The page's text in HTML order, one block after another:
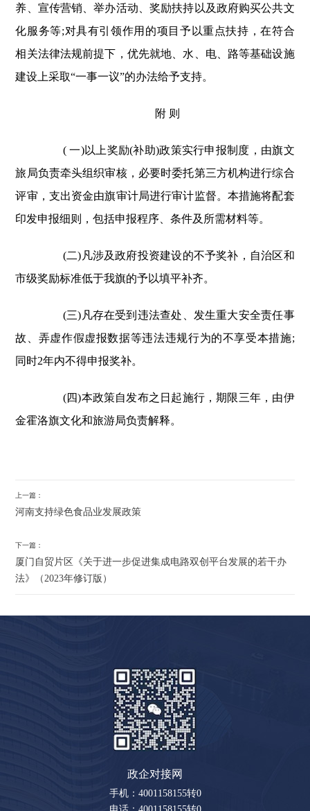
养、宣传营销、举办活动、奖励扶持以及政府购买公共文
化服务等;对具有引领作用的项目予以重点扶持，在符合
相关法律法规前提下，优先就地、水、电、路等基础设施
建设上采取“一事一议”的办法给予支持。
附 则
( 一)以上奖励(补助)政策实行申报制度，由旗文
旅局负责牵头组织审核，必要时委托第三方机构进行综合
评审，支出资金由旗审计局进行审计监督。本措施将配套
印发申报细则，包括申报程序、条件及所需材料等。
(二)凡涉及政府投资建设的不予奖补，自治区和
市级奖励标准低于我旗的予以填平补齐。
(三)凡存在受到违法查处、发生重大安全责任事
故、弄虚作假虚报数据等违法违规行为的不享受本措施;
同时2年内不得申报奖补。
(四)本政策自发布之日起施行，期限三年，由伊
金霍洛旗文化和旅游局负责解释。
上一篇：
河南支持绿色食品业发展政策
下一篇：
厦门自贸片区《关于进一步促进集成电路双创平台发展的若干办
法》（2023年修订版）
政企对接网
手机：4001158155转0